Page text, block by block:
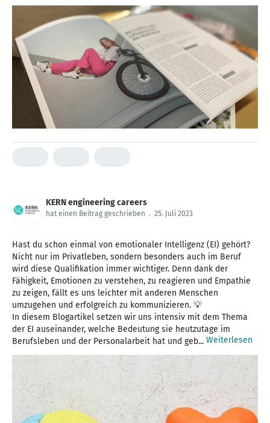
KERN engineering careers
hat einen Beitrag geschrieben . 25. Juli 2023
Hast du schon einmal von emotionaler Intelligenz (EI) gehört?
Nicht nur im Privatleben, sondern besonders auch im Beruf
wird diese Qualifikation immer wichtiger. Denn dank der
Fähigkeit, Emotionen zu verstehen, zu reagieren und Empathie
zu zeigen, fällt es uns leichter mit anderen Menschen
umzugehen und erfolgreich zu kommunizieren. 💡
In diesem Blogartikel setzen wir uns intensiv mit dem Thema
der EI auseinander, welche Bedeutung sie heutzutage im
Berufsleben und der Personalarbeit hat und geb... Weiterlesen